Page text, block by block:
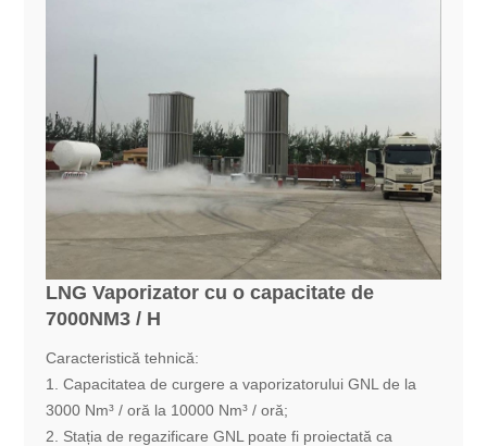
LNG Vaporizator cu o capacitate de
7000NM3 / H
Caracteristică tehnică:
1. Capacitatea de curgere a vaporizatorului GNL de la
3000 Nm³ / oră la 10000 Nm³ / oră;
2. Stația de regazificare GNL poate fi proiectată ca